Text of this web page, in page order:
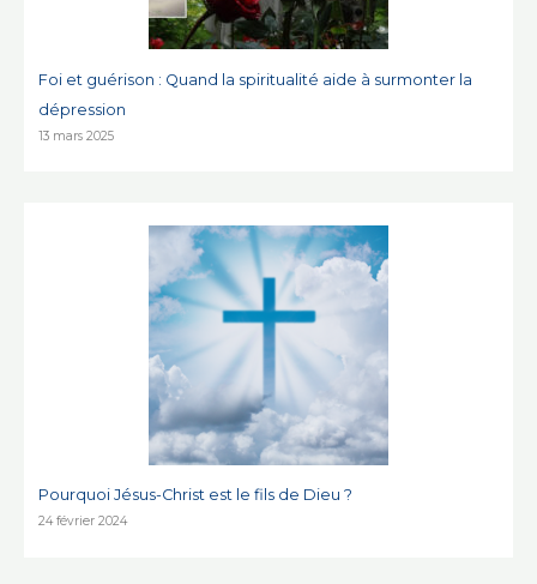
Foi et guérison : Quand la spiritualité aide à surmonter la
dépression
13 mars 2025
Pourquoi Jésus-Christ est le fils de Dieu ?
24 février 2024